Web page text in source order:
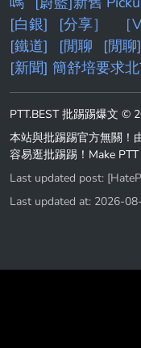
[白銀]
[分享］
[鐵道]
[閒聊
[閒
[新聞] 簡舒培要求
PTT.BEST 批踢踢爆文 ©
本站與批踢踢官方無關！
容易逛批踢踢！Make PTT
Last updated post:
Last updated at: 2026-